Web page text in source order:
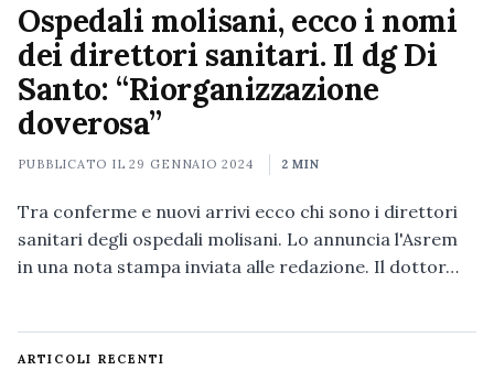
Ospedali molisani, ecco i nomi
dei direttori sanitari. Il dg Di
Santo: “Riorganizzazione
doverosa”
PUBBLICATO IL29 GENNAIO 2024 2 MIN
Tra conferme e nuovi arrivi ecco chi sono i direttori
sanitari degli ospedali molisani. Lo annuncia l'Asrem
in una nota stampa inviata alle redazione. Il dottor…
ARTICOLI RECENTI